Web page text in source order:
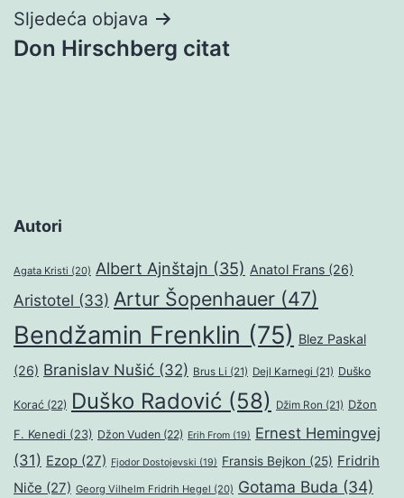
Sljedeća objava
Don Hirschberg citat
Autori
Agata Kristi (20) Albert Ajnštajn (35) Anatol Frans (26)
Aristotel (33) Artur Šopenhauer (47)
Bendžamin Frenklin (75) Blez Paskal
(26) Branislav Nušić (32) Brus Li (21) Dejl Karnegi (21) Duško
Korać (22) Duško Radović (58) Džim Ron (21) Džon
F. Kenedi (23) Džon Vuden (22) Erih From (19) Ernest Hemingvej
(31) Ezop (27) Fjodor Dostojevski (19) Fransis Bejkon (25) Fridrih
Niče (27) Georg Vilhelm Fridrih Hegel (20) Gotama Buda (34)